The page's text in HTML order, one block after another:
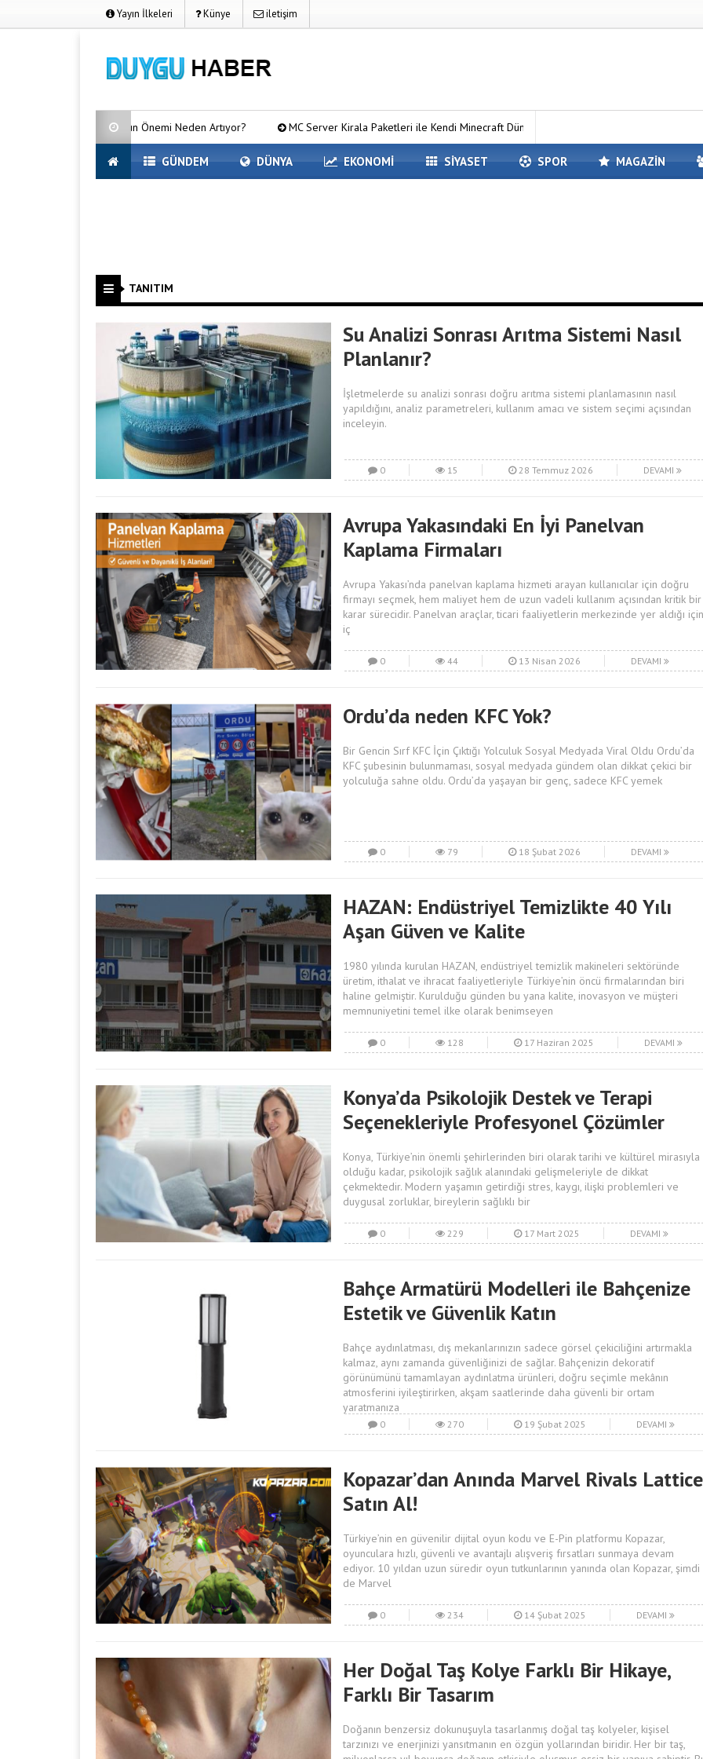
Yayın İlkeleri Künye iletişim
İçin SEO’nun Önemi Neden Artıyor? MC Server Kirala Paketleri ile Kendi Minecraft Dünyanızı Oluşturun Avrupa Yakasındaki En
GÜNDEM DÜNYA EKONOMİ SİYASET SPOR MAGAZİN
TANITIM
Su Analizi Sonrası Arıtma Sistemi Nasıl
Planlanır?
İşletmelerde su analizi sonrası doğru arıtma sistemi planlamasının nasıl
yapıldığını, analiz parametreleri, kullanım amacı ve sistem seçimi açısından
inceleyin.
0 15 28 Temmuz 2026 DEVAMI
Avrupa Yakasındaki En İyi Panelvan
Kaplama Firmaları
Avrupa Yakası’nda panelvan kaplama hizmeti arayan kullanıcılar için doğru
firmayı seçmek, hem maliyet hem de uzun vadeli kullanım açısından kritik bir
karar sürecidir. Panelvan araçlar, ticari faaliyetlerin merkezinde yer aldığı için
iç
0 44 13 Nisan 2026 DEVAMI
Ordu’da neden KFC Yok?
Bir Gencin Sırf KFC İçin Çıktığı Yolculuk Sosyal Medyada Viral Oldu Ordu’da
KFC şubesinin bulunmaması, sosyal medyada gündem olan dikkat çekici bir
yolculuğa sahne oldu. Ordu’da yaşayan bir genç, sadece KFC yemek
0 79 18 Şubat 2026 DEVAMI
HAZAN: Endüstriyel Temizlikte 40 Yılı
Aşan Güven ve Kalite
1980 yılında kurulan HAZAN, endüstriyel temizlik makineleri sektöründe
üretim, ithalat ve ihracat faaliyetleriyle Türkiye’nin öncü firmalarından biri
haline gelmiştir. Kurulduğu günden bu yana kalite, inovasyon ve müşteri
memnuniyetini temel ilke olarak benimseyen
0 128 17 Haziran 2025 DEVAMI
Konya’da Psikolojik Destek ve Terapi
Seçenekleriyle Profesyonel Çözümler
Konya, Türkiye’nin önemli şehirlerinden biri olarak tarihi ve kültürel mirasıyla
olduğu kadar, psikolojik sağlık alanındaki gelişmeleriyle de dikkat
çekmektedir. Modern yaşamın getirdiği stres, kaygı, ilişki problemleri ve
duygusal zorluklar, bireylerin sağlıklı bir
0 229 17 Mart 2025 DEVAMI
Bahçe Armatürü Modelleri ile Bahçenize
Estetik ve Güvenlik Katın
Bahçe aydınlatması, dış mekanlarınızın sadece görsel çekiciliğini artırmakla
kalmaz, aynı zamanda güvenliğinizi de sağlar. Bahçenizin dekoratif
görünümünü tamamlayan aydınlatma ürünleri, doğru seçimle mekânın
atmosferini iyileştirirken, akşam saatlerinde daha güvenli bir ortam
yaratmanıza
0 270 19 Şubat 2025 DEVAMI
Kopazar’dan Anında Marvel Rivals Lattice
Satın Al!
Türkiye’nin en güvenilir dijital oyun kodu ve E-Pin platformu Kopazar,
oyunculara hızlı, güvenli ve avantajlı alışveriş fırsatları sunmaya devam
ediyor. 10 yıldan uzun süredir oyun tutkunlarının yanında olan Kopazar, şimdi
de Marvel
0 234 14 Şubat 2025 DEVAMI
Her Doğal Taş Kolye Farklı Bir Hikaye,
Farklı Bir Tasarım
Doğanın benzersiz dokunuşuyla tasarlanmış doğal taş kolyeler, kişisel
tarzınızı ve enerjinizi yansıtmanın en özgün yollarından biridir. Her bir taş,